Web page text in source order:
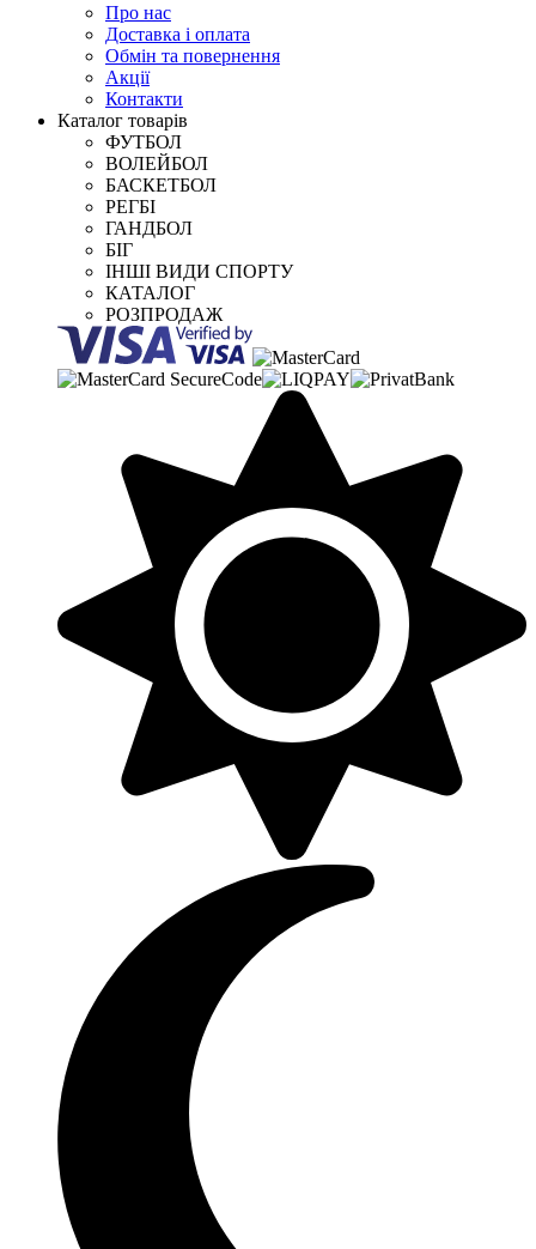
Про нас
Доставка і оплата
Обмін та повернення
Акції
Контакти
Каталог товарів
ФУТБОЛ
ВОЛЕЙБОЛ
БАСКЕТБОЛ
РЕГБІ
ГАНДБОЛ
БІГ
ІНШІ ВИДИ СПОРТУ
КАТАЛОГ
РОЗПРОДАЖ